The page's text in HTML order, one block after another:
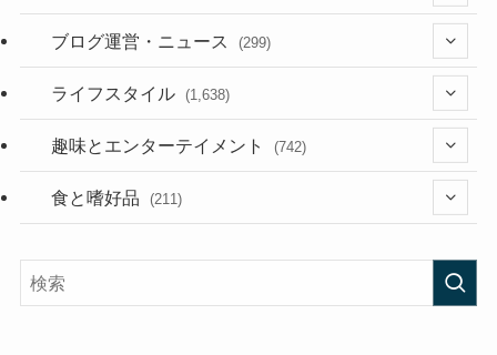
(36)
(187)
ブログ運営・ニュース (299)
(118)
(181)
ライフスタイル (1,638)
(394)
(282)
趣味とエンターテイメント (742)
(56)
食と嗜好品 (211)